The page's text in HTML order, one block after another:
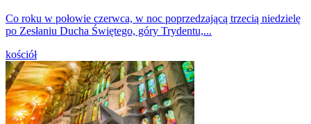
Co roku w połowie czerwca, w noc poprzedzającą trzecią niedzielę
po Zesłaniu Ducha Świętego, góry Trydentu,...
kościół